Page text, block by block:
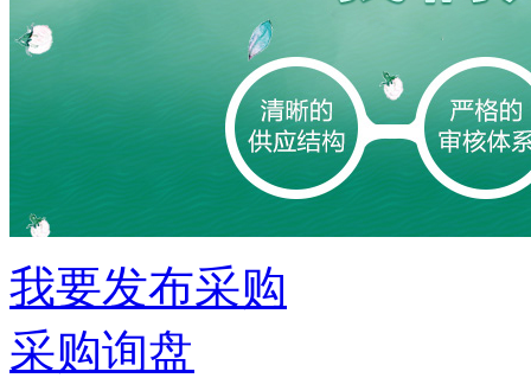
我要发布采购
采购询盘